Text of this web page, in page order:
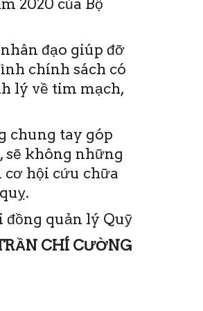
2020 của Bộ
đạo giúp đỡ
chính sách có
lý về tim mạch,
chung tay góp
sẽ không những
hội cứu chữa
đồng quản lý Quỹ
CHÍ CƯỜNG